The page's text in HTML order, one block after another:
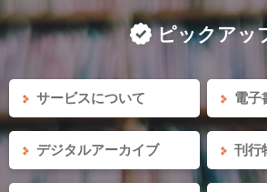
ピックアッ
サービスについて 電子
デジタルアーカイブ 刊行